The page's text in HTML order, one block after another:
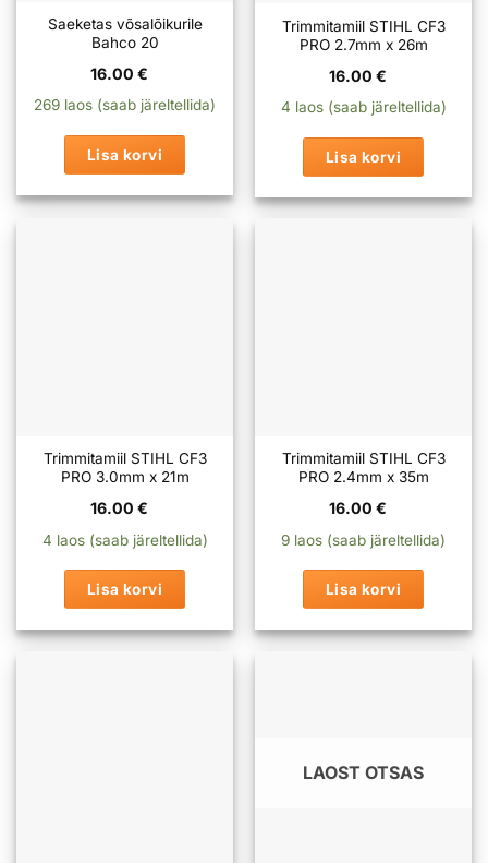
Saeketas võsalõikurile
Bahco 20
16.00 €
269 laos (saab järeltellida)
Lisa korvi
Trimmitamiil STIHL CF3
PRO 2.7mm x 26m
16.00 €
4 laos (saab järeltellida)
Lisa korvi
Trimmitamiil STIHL CF3
PRO 3.0mm x 21m
16.00 €
4 laos (saab järeltellida)
Lisa korvi
Trimmitamiil STIHL CF3
PRO 2.4mm x 35m
16.00 €
9 laos (saab järeltellida)
Lisa korvi
LAOST OTSAS